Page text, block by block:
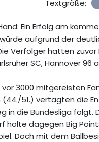
Textgröße:
Ein Erfolg am
aufgrund der
Verfolger hatten
SC, Hannover 96
3000 mitgereisten
51.) vertagten die
in die Bundesliga folgt.
holte dagegen Big
Doch mit dem